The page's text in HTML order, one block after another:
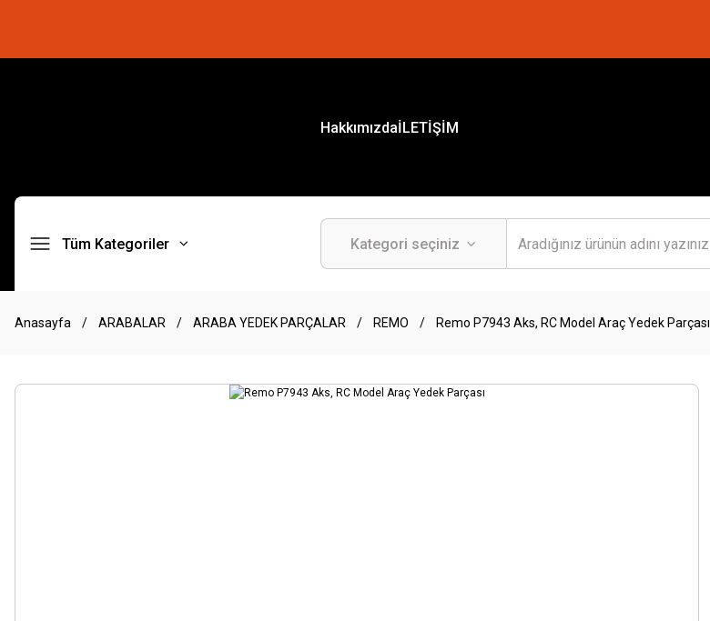
HakkımızdaİLETİŞİM
Tüm Kategoriler
Anasayfa ARABALAR ARABA YEDEK PARÇALAR REMO Remo P7943 Aks, RC Model Araç Yedek Parçası